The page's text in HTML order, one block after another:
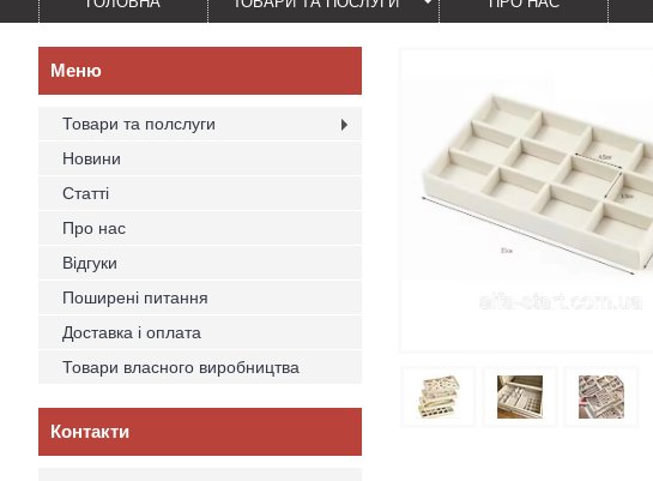
Товари та полслуги
Новини
Статті
Про нас
Відгуки
Поширені питання
Доставка і оплата
Товари власного виробництва
Контакти